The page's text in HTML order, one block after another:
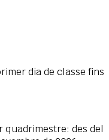
dia de classe fins
quadrimestre: des del